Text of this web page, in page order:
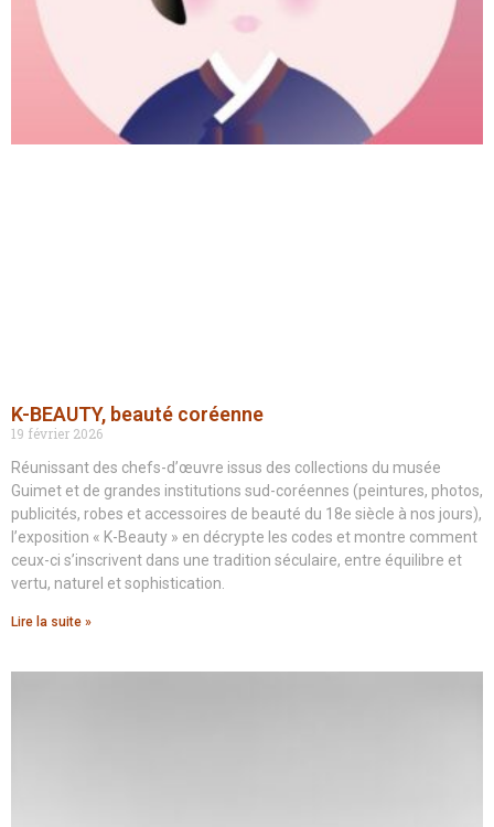
K-BEAUTY, beauté coréenne
19 février 2026
Réunissant des chefs-d’œuvre issus des collections du musée
Guimet et de grandes institutions sud-coréennes (peintures, photos,
publicités, robes et accessoires de beauté du 18e siècle à nos jours),
l’exposition « K-Beauty » en décrypte les codes et montre comment
ceux-ci s’inscrivent dans une tradition séculaire, entre équilibre et
vertu, naturel et sophistication.
Lire la suite »